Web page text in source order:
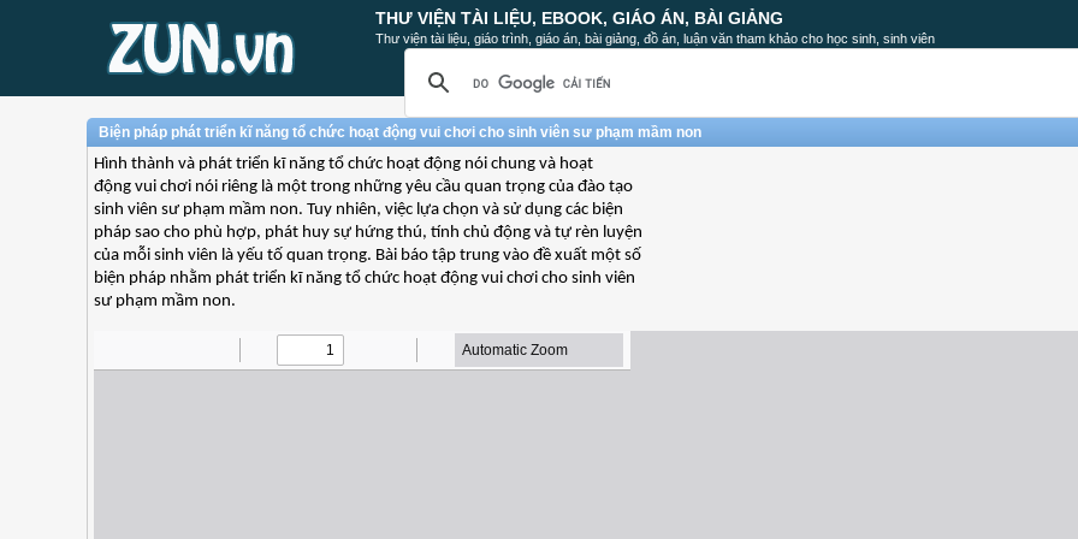
THƯ VIỆN TÀI LIỆU, EBOOK, GIÁO ÁN, BÀI GIẢNG
Thư viện tài liệu, giáo trình, giáo án, bài giảng, đồ án, luận văn tham khảo cho học sinh, sinh viên
Biện pháp phát triển kĩ năng tổ chức hoạt động vui chơi cho sinh viên sư phạm mầm non
Hình thành và phát triển kĩ năng tổ chức hoạt động nói chung và hoạt
động vui chơi nói riêng là một trong những yêu cầu quan trọng của đào tạo
sinh viên sư phạm mầm non. Tuy nhiên, việc lựa chọn và sử dụng các biện
pháp sao cho phù hợp, phát huy sự hứng thú, tính chủ động và tự rèn luyện
của mỗi sinh viên là yếu tố quan trọng. Bài báo tập trung vào đề xuất một số
biện pháp nhằm phát triển kĩ năng tổ chức hoạt động vui chơi cho sinh viên
sư phạm mầm non.